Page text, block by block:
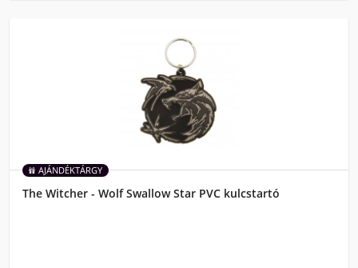
AJÁNDÉKTÁRGY
The Witcher - Wolf Swallow Star PVC kulcstartó